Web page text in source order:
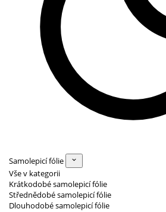
Samolepicí fólie
Vše v kategorii
Krátkodobé samolepicí fólie
Střednědobé samolepicí fólie
Dlouhodobé samolepicí fólie